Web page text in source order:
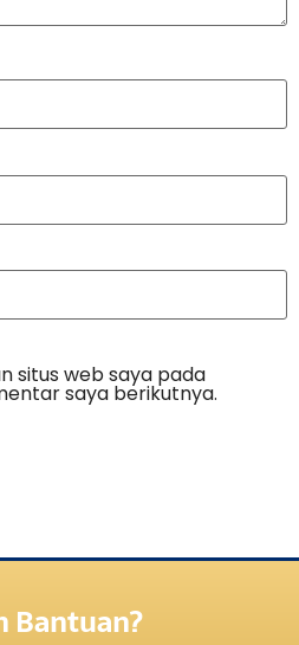
situs web saya pada
saya berikutnya.
Bantuan?